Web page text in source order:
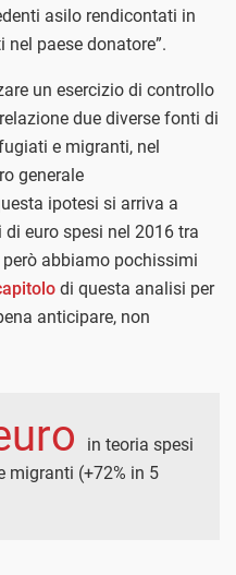
asilo rendicontati in
paese donatore”.
un esercizio di controllo
due diverse fonti di
e migranti, nel
generale
ipotesi si arriva a
euro spesi nel 2016 tra
abbiamo pochissimi
di questa analisi per
anticipare, non
in teoria spesi
migranti (+72% in 5